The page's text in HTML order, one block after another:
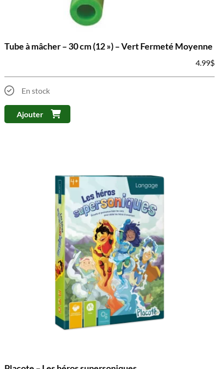
Tube à mâcher – 30 cm (12 ») – Vert Fermeté Moyenne
4.99$
En stock
Ajouter